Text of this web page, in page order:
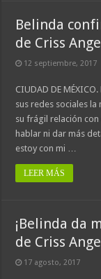
Belinda
de Criss
12 septiembre, 2017
CIUDAD DE
sus redes sociales
su frágil relación con
hablar ni dar más
estoy con mi …
LEER MÁS
¡Belinda da
de Criss
17 agosto, 2017